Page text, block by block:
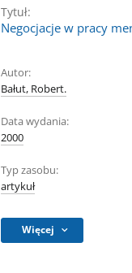
Tytuł:
Negocjacje w pracy
Autor:
Bałut, Robert.
Data wydania:
2000
Typ zasobu:
artykuł
Więcej